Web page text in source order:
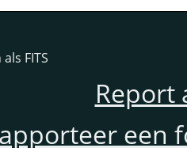
FITS
Report
een